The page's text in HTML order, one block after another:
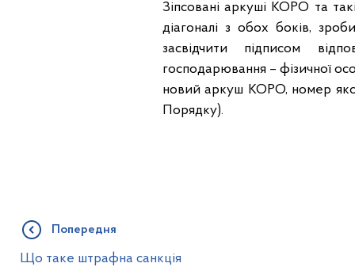
Зіпсовані аркуші КОРО та
діагоналі з обох боків,
засвідчити підписом
господарювання – фізичної
новий аркуш КОРО, номер
Порядку).
Попередня
Що таке штрафна санкція